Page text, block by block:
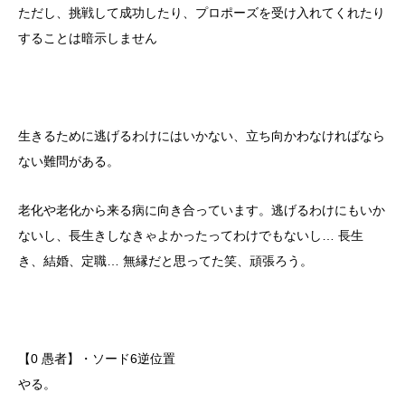
ただし、挑戦して成功したり、プロポーズを受け入れてくれたり
することは暗示しません
生きるために逃げるわけにはいかない、立ち向かわなければなら
ない難問がある。
老化や老化から来る病に向き合っています。逃げるわけにもいか
ないし、長生きしなきゃよかったってわけでもないし… 長生
き、結婚、定職… 無縁だと思ってた笑、頑張ろう。
【0 愚者】・ソード6逆位置
やる。